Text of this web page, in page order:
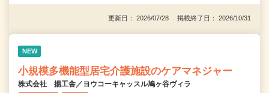
更新日： 2026/07/28 掲載終了日： 2026/10/31
NEW
小規模多機能型居宅介護施設のケアマネジャー
株式会社 揚工舎／ヨウコーキャッスル鳩ヶ谷ヴィラ